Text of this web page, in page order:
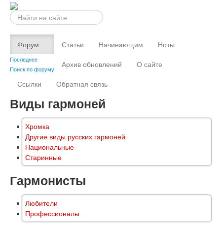
Искать...
Форум
Последнее
Поиск по форуму
Статьи Начинающим
Ноты
Архив обновлений
О сайте
Ссылки
Обратная связь
Виды гармоней
Хромка
Другие виды русских гармоней
Национальные
Старинные
Гармонисты
Любители
Профессионалы